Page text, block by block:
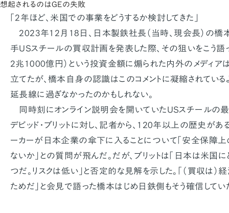
想起されるのはGEの失敗
「2年ほど、米国での事業をどうするか検討してきた」
2023年12月18日、日本製鉄社長（当時、現会長）の橋
手USスチールの買収計画を発表した際、その狙いをこう語
2兆1000億円）という投資金額に煽られた内外のメディア
立てたが、橋本自身の認識はこのコメントに凝縮されてい
延長線に過ぎなかったのかもしれない。
同時刻にオンライン説明会を開いていたUSスチールの
デビッド・ブリットに対し、記者から、120年以上の歴史があ
ーカーが日本企業の傘下に入ることについて「安全保障上
ないか」との質問が飛んだ。だが、ブリットは「日本は米国
つだ。リスクは低い」と否定的な見解を示した。「（買収は
ためだ」と会見で語った橋本はじめ日鉄側もそう確信してい